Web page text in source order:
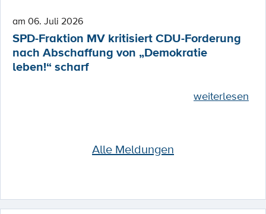
am 06. Juli 2026
SPD-Fraktion MV kritisiert CDU-Forderung
nach Abschaffung von „Demokratie
leben!“ scharf
weiterlesen
Alle Meldungen